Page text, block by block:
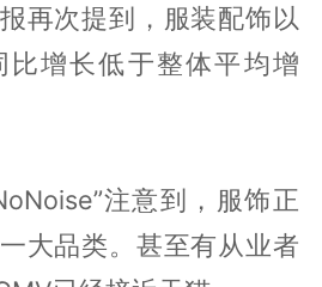
再次提到，服装配饰以
比增长低于整体平均增
注意到，服饰正
大品类。甚至有从业者